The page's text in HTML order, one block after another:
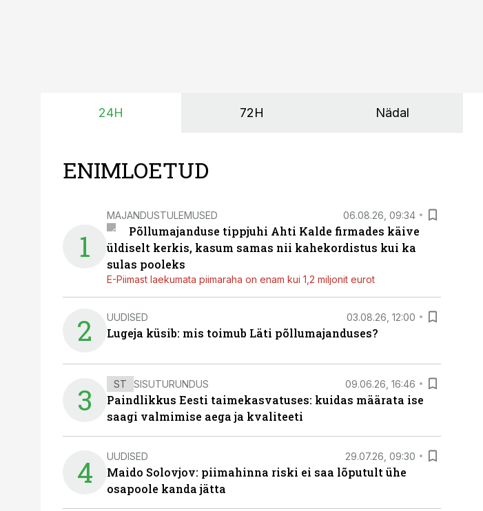
24H 72H Nädal
ENIMLOETUD
1
MAJANDUSTULEMUSED 06.08.26, 09:34
Põllumajanduse tippjuhi Ahti Kalde firmades käive
üldiselt kerkis, kasum samas nii kahekordistus kui ka
sulas pooleks
E-Piimast laekumata piimaraha on enam kui 1,2 miljonit eurot
2 UUDISED 03.08.26, 12:00
Lugeja küsib: mis toimub Läti põllumajanduses?
3 ST SISUTURUNDUS 09.06.26, 16:46
Paindlikkus Eesti taimekasvatuses: kuidas määrata ise
saagi valmimise aega ja kvaliteeti
4 UUDISED 29.07.26, 09:30
Maido Solovjov: piimahinna riski ei saa lõputult ühe
osapoole kanda jätta